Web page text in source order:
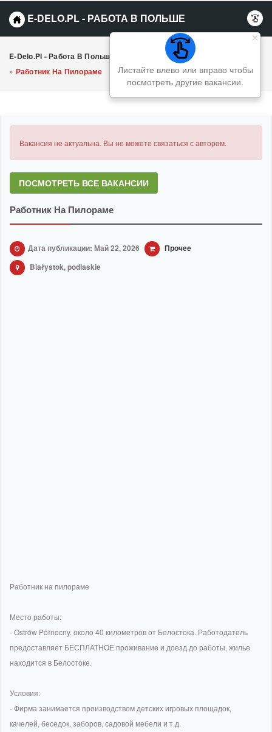
E-DELO.PL - РАБОТА В ПОЛЬШЕ
Листайте влево или вправо чтобы
посмотреть другие вакансии.
E-Delo.pl - Работа В Польше Вакансии
Прочее
» Работник На Пилораме
Вакансия не актуальна. Вы не можете связаться с автором.
ПОСМОТРЕТЬ ВСЕ ВАКАНСИИ
Работник На Пилораме
Дата публикации: Май 22, 2026
Прочее
Białystok, podlaskie
Работник на пилораме
Место работы:
- Ostrów Północny, около 40 километров от Белостока. Работодатель
предоставляет БЕСПЛАТНОЕ проживание и доезд до работы, жилье
находится в Белостоке.
Условия:
- Фирма занимается производством детских игровых площадок,
качелей, беседок, заборов, садовой мебели и т.д.